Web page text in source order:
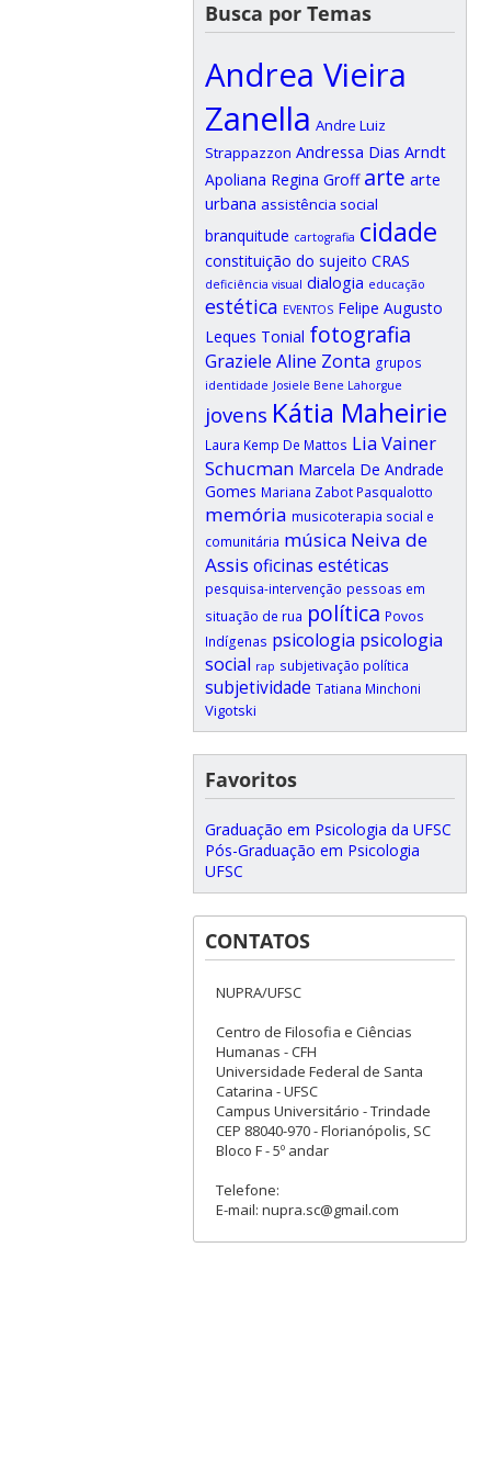
Busca por Temas
Andrea Vieira
Zanella Andre Luiz
Strappazzon Andressa Dias Arndt
Apoliana Regina Groff arte arte
urbana assistência social
branquitude cartografia cidade
constituição do sujeito CRAS
deficiência visual dialogia educação
estética EVENTOS Felipe Augusto
Leques Tonial fotografia
Graziele Aline Zonta grupos
identidade Josiele Bene Lahorgue
jovens Kátia Maheirie
Laura Kemp De Mattos Lia Vainer
Schucman Marcela De Andrade
Gomes Mariana Zabot Pasqualotto
memória musicoterapia social e
comunitária música Neiva de
Assis oficinas estéticas
pesquisa-intervenção pessoas em
situação de rua política Povos
Indígenas psicologia psicologia
social rap subjetivação política
subjetividade Tatiana Minchoni
Vigotski
Favoritos
Graduação em Psicologia da UFSC
Pós-Graduação em Psicologia
UFSC
CONTATOS
NUPRA/UFSC
Centro de Filosofia e Ciências
Humanas - CFH
Universidade Federal de Santa
Catarina - UFSC
Campus Universitário - Trindade
CEP 88040-970 - Florianópolis, SC
Bloco F - 5º andar
Telefone:
E-mail: nupra.sc@gmail.com